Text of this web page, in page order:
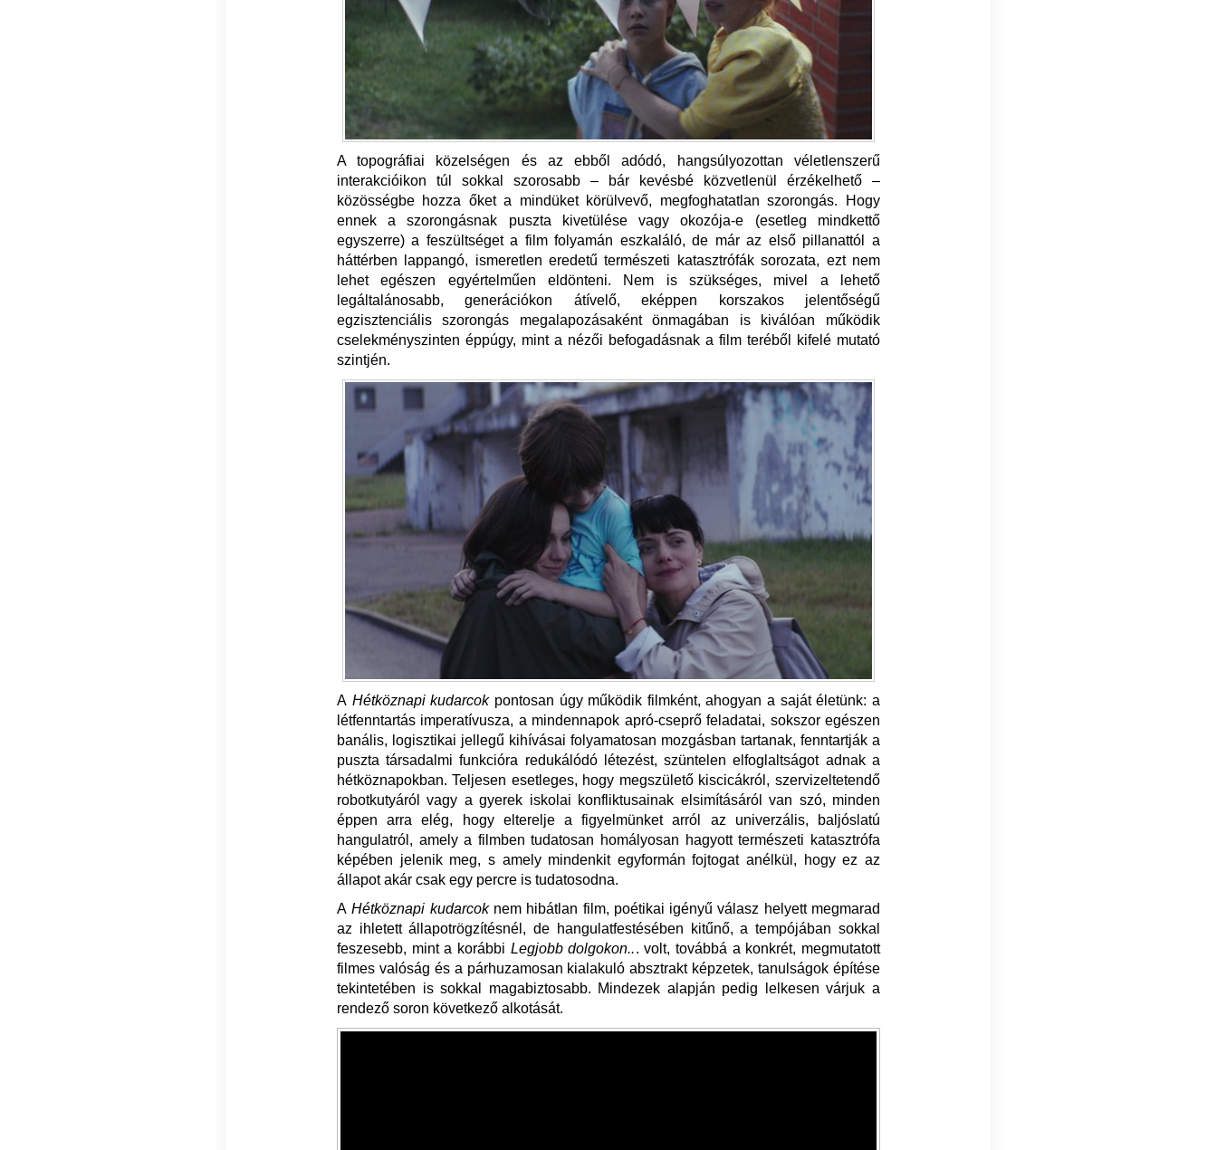
A topográfiai közelségen és az ebből adódó, hangsúlyozottan véletlenszerű
interakcióikon túl sokkal szorosabb – bár kevésbé közvetlenül érzékelhető –
közösségbe hozza őket a mindüket körülvevő, megfoghatatlan szorongás. Hogy
ennek a szorongásnak puszta kivetülése vagy okozója-e (esetleg mindkettő
egyszerre) a feszültséget a film folyamán eszkaláló, de már az első pillanattól a
háttérben lappangó, ismeretlen eredetű természeti katasztrófák sorozata, ezt nem
lehet egészen egyértelműen eldönteni. Nem is szükséges, mivel a lehető
legáltalánosabb, generációkon átívelő, eképpen korszakos jelentőségű
egzisztenciális szorongás megalapozásaként önmagában is kiválóan működik
cselekményszinten éppúgy, mint a nézői befogadásnak a film teréből kifelé mutató
szintjén.
A Hétköznapi kudarcok pontosan úgy működik filmként, ahogyan a saját életünk: a
létfenntartás imperatívusza, a mindennapok apró-cseprő feladatai, sokszor egészen
banális, logisztikai jellegű kihívásai folyamatosan mozgásban tartanak, fenntartják a
puszta társadalmi funkcióra redukálódó létezést, szüntelen elfoglaltságot adnak a
hétköznapokban. Teljesen esetleges, hogy megszülető kiscicákról, szervizeltetendő
robotkutyáról vagy a gyerek iskolai konfliktusainak elsimításáról van szó, minden
éppen arra elég, hogy elterelje a figyelmünket arról az univerzális, baljóslatú
hangulatról, amely a filmben tudatosan homályosan hagyott természeti katasztrófa
képében jelenik meg, s amely mindenkit egyformán fojtogat anélkül, hogy ez az
állapot akár csak egy percre is tudatosodna.
AHétköznapi kudarcok nem hibátlan film, poétikai igényű válasz helyett megmarad
az ihletett állapotrögzítésnél, de hangulatfestésében kitűnő, a tempójában sokkal
feszesebb, mint a korábbi Legjobb dolgokon... volt, továbbá a konkrét, megmutatott
filmes valóság és a párhuzamosan kialakuló absztrakt képzetek, tanulságok építése
tekintetében is sokkal magabiztosabb. Mindezek alapján pedig lelkesen várjuk a
rendező soron következő alkotását.